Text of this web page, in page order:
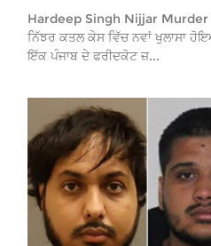
Hardeep Singh Nijjar Murder
ਨਿੱਝਰ ਕਤਲ ਕੇਸ ਵਿੱਚ ਨਵਾਂ ਖੁਲਾਸਾ
ਇੱਕ ਪੰਜਾਬ ਦੇ ਫਰੀਦਕੋਟ ਜ਼...